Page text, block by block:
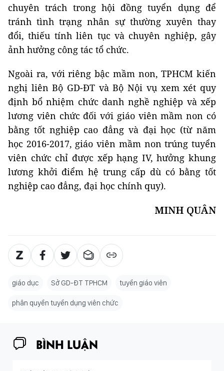
chuyên trách trong hội đồng tuyển dụng để
tránh tình trạng nhân sự thường xuyên thay
đổi, thiếu tính liên tục và chuyên nghiệp, gây
ảnh hưởng công tác tổ chức.
Ngoài ra, với riêng bậc mầm non, TPHCM kiến
nghị liên Bộ GD-ĐT và Bộ Nội vụ xem xét quy
định bổ nhiệm chức danh nghề nghiệp và xếp
lương viên chức đối với giáo viên mầm non có
bằng tốt nghiệp cao đẳng và đại học (từ năm
học 2016-2017, giáo viên mầm non trúng tuyển
viên chức chỉ được xếp hạng IV, hưởng khung
lương khởi điểm hệ trung cấp dù có bằng tốt
nghiệp cao đẳng, đại học chính quy).
MINH QUÂN
giáo dục Sở GD-ĐT TPHCM tuyển giáo viên
phân quyền tuyển dụng viên chức
BÌNH LUẬN